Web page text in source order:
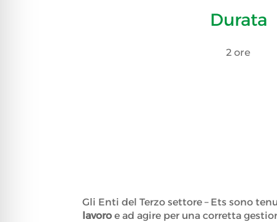
Durata
2 ore
Gli Enti del Terzo settore – Ets sono
lavoroe ad agire per una corretta